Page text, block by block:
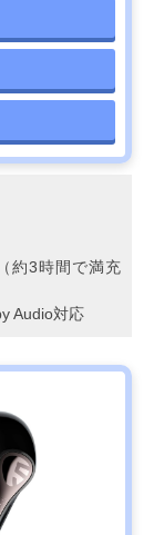
約3時間で満充
Audio対応